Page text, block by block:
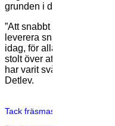
grunden i denna
”Att snabbt kunna
leverera snabbare, är
idag, för alla
stolt över att ha varit en
har varit svårt ibland är
Detlev.
Tack fräsmaskin –